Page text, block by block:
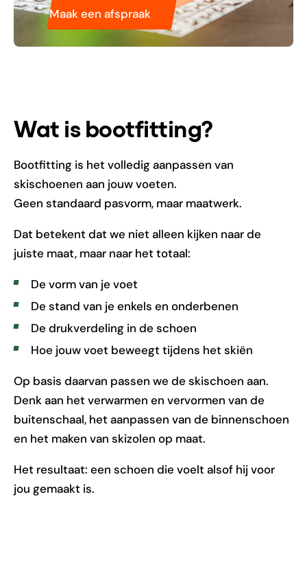
Maak een afspraak
Wat is bootfitting?
Bootfitting is het volledig aanpassen van
skischoenen aan jouw voeten.
Geen standaard pasvorm, maar maatwerk.
Dat betekent dat we niet alleen kijken naar de
juiste maat, maar naar het totaal:
De vorm van je voet
De stand van je enkels en onderbenen
De drukverdeling in de schoen
Hoe jouw voet beweegt tijdens het skiën
Op basis daarvan passen we de skischoen aan.
Denk aan het verwarmen en vervormen van de
buitenschaal, het aanpassen van de binnenschoen
en het maken van skizolen op maat.
Het resultaat: een schoen die voelt alsof hij voor
jou gemaakt is.